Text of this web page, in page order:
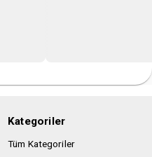
Kategoriler
Tüm Kategoriler